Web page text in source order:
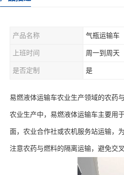
产品名称 气瓶运输车
上班时间 周一到周天
是否定制 是
易燃液体运输车农业生产领域的农药
农业生产中，易燃液体运输车主要用
面，农业合作社或农机服务站运输，
注意农药与燃料的隔离运输，避免交